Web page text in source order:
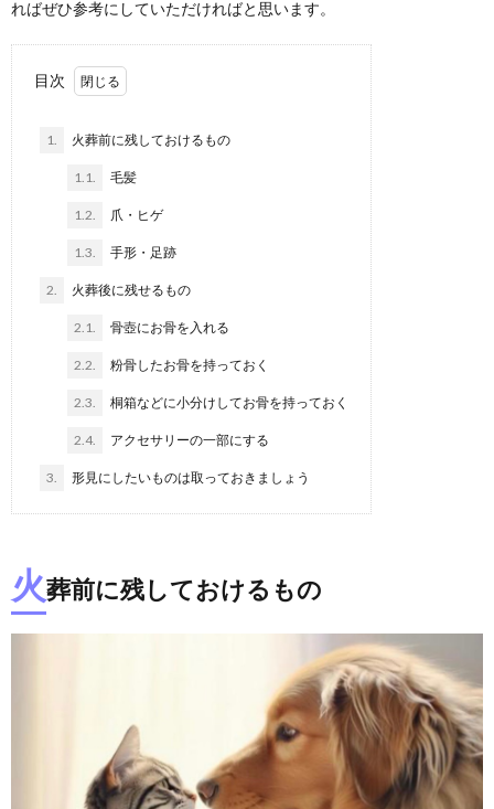
ればぜひ参考にしていただければと思います。
目次
1. 火葬前に残しておけるもの
1.1. 毛髪
1.2. 爪・ヒゲ
1.3. 手形・足跡
2. 火葬後に残せるもの
2.1. 骨壺にお骨を入れる
2.2. 粉骨したお骨を持っておく
2.3. 桐箱などに小分けしてお骨を持っておく
2.4. アクセサリーの一部にする
3. 形見にしたいものは取っておきましょう
火葬前に残しておけるもの